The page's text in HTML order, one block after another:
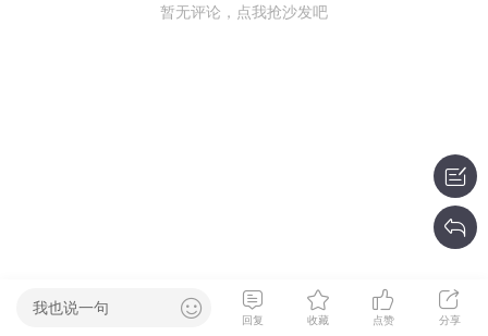
暂无评论，点我抢沙发吧
我也说一句
回复 收藏 点赞 分享